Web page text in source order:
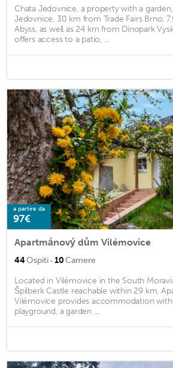
Chata Jedovnice, a property with a
Jedovnice, 30 km from Trade Fairs Brno,
Abyss, as well as 24 km from Dinopark
offers access to a patio, ...
a partire da
97€
Apartmánový dům Vilémovice
44Ospiti · 10Camere
Located in Vilémovice in the South
Špilberk Castle reachable within 29 km,
Vilémovice provides accommodation with
playground, a garden ...